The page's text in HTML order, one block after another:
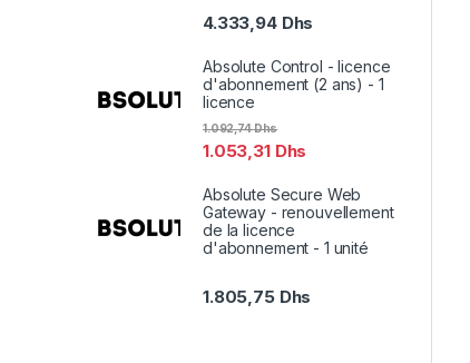
4.333,94 Dhs
Absolute Control - licence
d'abonnement (2 ans) - 1
licence
1.053,31 Dhs
1.092,74Dhs
Absolute Secure Web
Gateway - renouvellement
de la licence
d'abonnement - 1 unité
1.805,75 Dhs